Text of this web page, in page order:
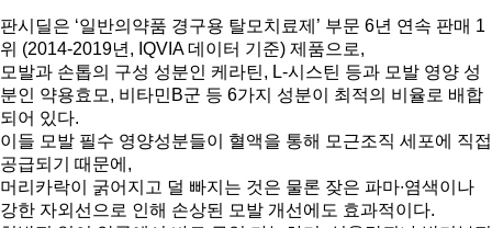
판시딜은 ‘일반의약품 경구용 탈모치료제’ 부문 6년 연속 판매 1
위 (2014-2019년, IQVIA 데이터 기준) 제품으로,
모발과 손톱의 구성 성분인 케라틴, L-시스틴 등과 모발 영양 성
분인 약용효모, 비타민B군 등 6가지 성분이 최적의 비율로 배합
되어 있다.
이들 모발 필수 영양성분들이 혈액을 통해 모근조직 세포에 직접
공급되기 때문에,
머리카락이 굵어지고 덜 빠지는 것은 물론 잦은 파마∙염색이나
강한 자외선으로 인해 손상된 모발 개선에도 효과적이다.